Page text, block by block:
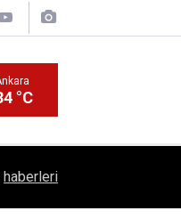
°C
haberleri